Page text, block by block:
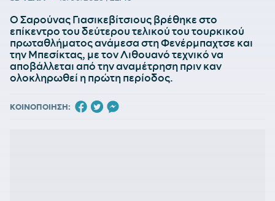
Ο Σαρούνας Γιασικεβίτσιους βρέθηκε στο
επίκεντρο του δεύτερου τελικού του τουρκικού
πρωταθλήματος ανάμεσα στη Φενέρμπαχτσε και
την Μπεσίκτας, με τον Λιθουανό τεχνικό να
αποβάλλεται από την αναμέτρηση πριν καν
ολοκληρωθεί η πρώτη περίοδος.
ΚΟΙΝΟΠΟΙΗΣΗ: